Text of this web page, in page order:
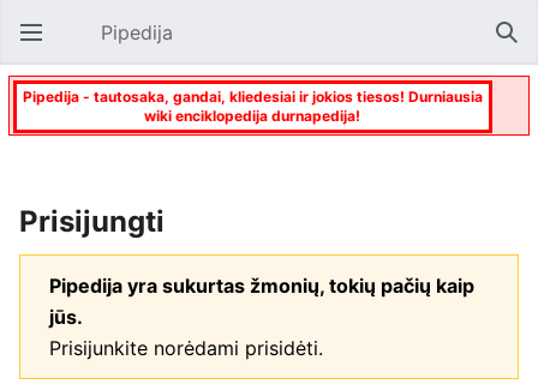
Atverti pagrindinį meniu Pipedija
Pipedija - tautosaka, gandai, kliedesiai ir jokios tiesos! Durniausia
wiki enciklopedija durnapedija!
Prisijungti
Pipedija yra sukurtas žmonių, tokių pačių kaip
jūs.
Prisijunkite norėdami prisidėti.